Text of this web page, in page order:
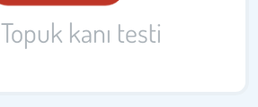
Topuk kanı testi